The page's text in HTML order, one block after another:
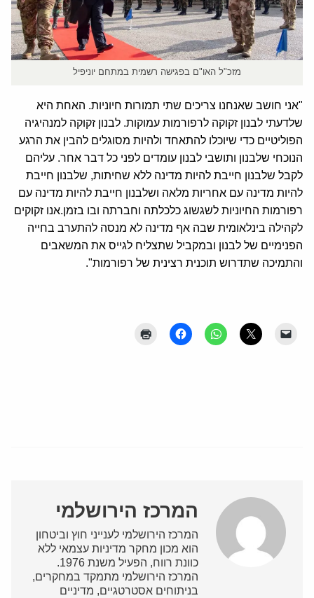
מזכ"ל האו"ם בפגישה רשמית במתחם יוניפיל
"אני חושב שאנחנו צריכים שתי תמורות חיוניות. האחת היא
שלדעתי לבנון זקוקה לרפורמות עמוקות. לבנון זקוקה למנהיגיה
הפוליטיים כדי שיוכלו להתאחד ולהיות מסוגלים להבין את הרגע
הנוכחי שלבנון ותושבי לבנון עומדים לפני כל דבר אחר. עליהם
לקבל שלבנון חייבת להיות מדינה ללא שחיתות, שלבנון חייבת
להיות מדינה עם אחריות מלאה ושלבנון חייבת להיות מדינה עם
רפורמות החיוניות לשגשוג כלכלתה וחברתה ובו בזמן.אנו זקוקים
לקהילה בינלאומית שבה אף מדינה לא מנסה להתערב בחייה
הפנימיים של לבנון ובמקביל שתצליח לגייס את המשאבים
והתמיכה שתדרוש תוכנית רצינית של רפורמות".
המרכז הירושלמי
המרכז הירושלמי לענייני חוץ וביטחון
הוא מכון מחקר מדיניות עצמאי ללא
כוונת רווח, הפעיל משנת 1976.
המרכז הירושלמי מתמקד במחקרים,
בניתוחים אסטרטגיים, מדיניים